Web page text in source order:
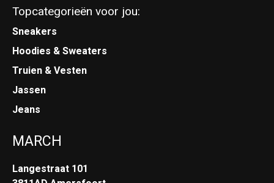
Topcategorieën voor jou:
Sneakers
Hoodies & Sweaters
Truien & Vesten
Jassen
Jeans
MARCH
Langestraat 101